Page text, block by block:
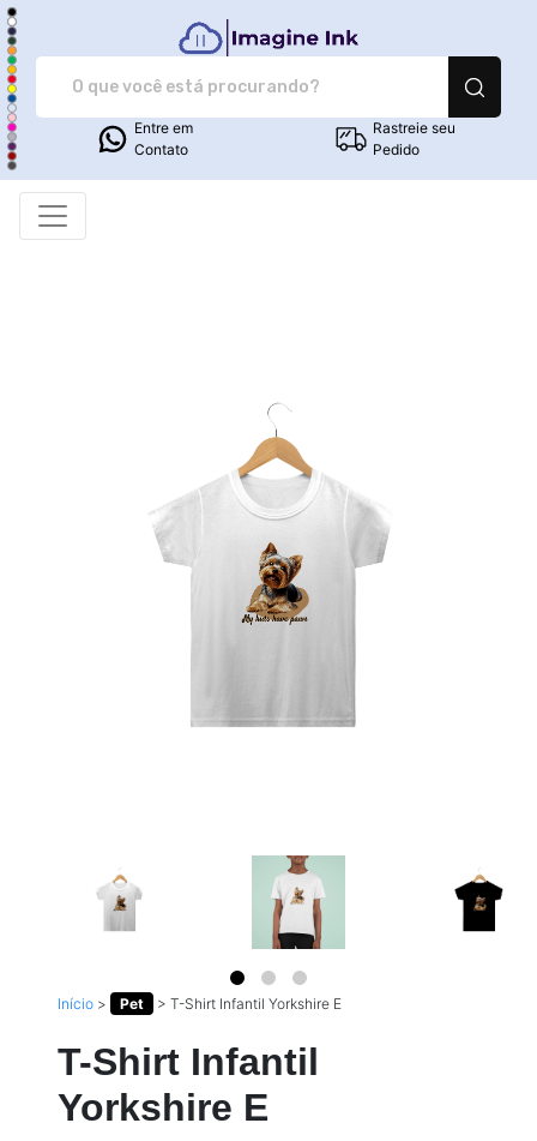
Imagine Ink -
Entre em
Contato
Rastreie seu
Pedido
Início > Pet > T-Shirt Infantil Yorkshire E
T-Shirt Infantil
Yorkshire E